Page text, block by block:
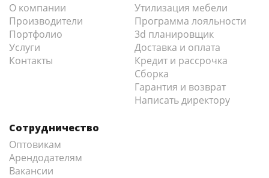
О компании
Производители
Портфолио
Услуги
Контакты
Утилизация мебели
Программа лояльности
3d планировщик
Доставка и оплата
Кредит и рассрочка
Сборка
Гарантия и возврат
Написать директору
Сотрудничество
Оптовикам
Арендодателям
Вакансии